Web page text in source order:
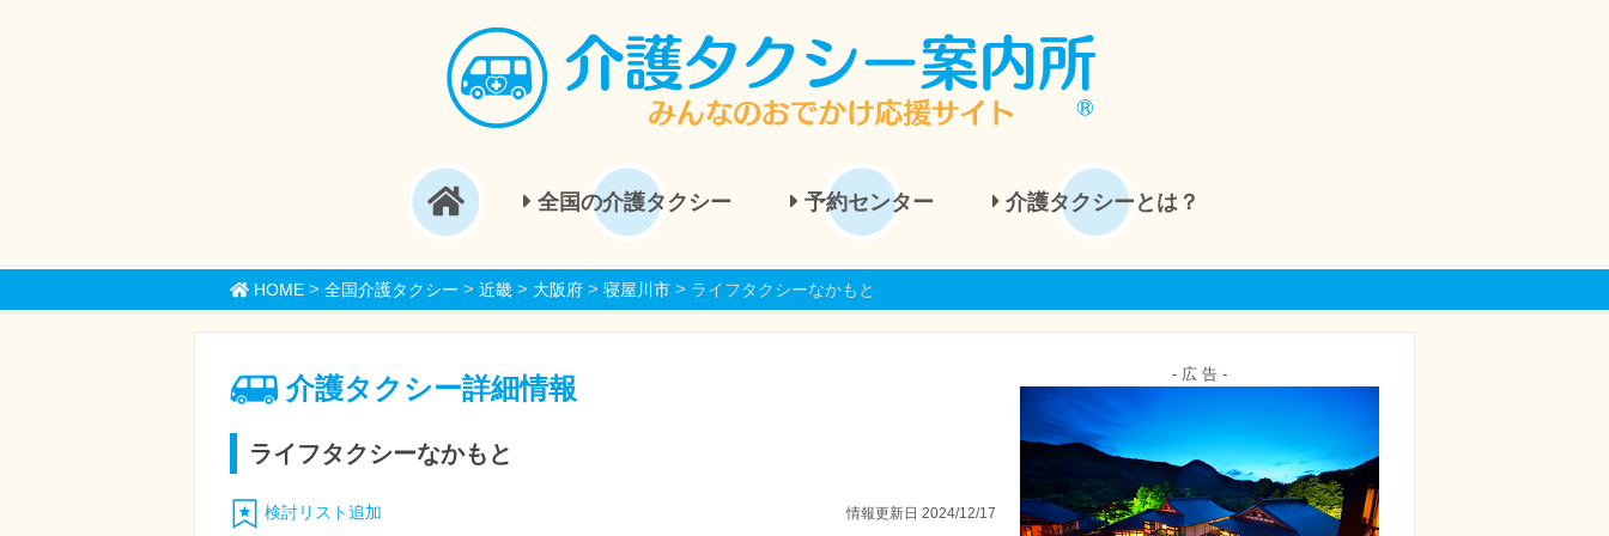
全国の介護タクシー 予約センター 介護タクシーとは？
HOME> 全国介護タクシー > 近畿> 大阪府> 寝屋川市> ライフタクシーなかもと
介護タクシー詳細情報
ライフタクシーなかもと
検討リスト追加 情報更新日 2024/12/17
- 広 告 -